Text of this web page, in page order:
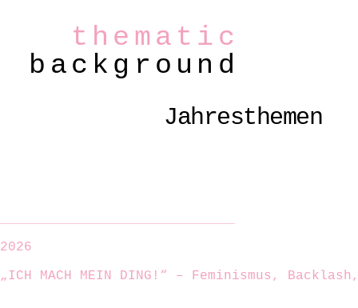
Jahresthemen
thematic
background
2026
„ICH MACH MEIN DING!“ – Feminismus,